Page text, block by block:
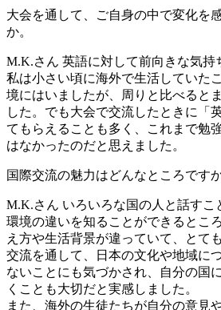
大会を通して、ご自身の中で変化を
か。
M.K.さん 英語に対して前向きな気持
私は小さい頃に海外で生活していた
境にはいましたが、周りと比べると
した。でも大会で交流したときに「
てもらえることも多く、これまで勉
はなかったのだと思えました。
国際交流の魅力はどんなところですか
M.K.さん いろいろな国の人と話すこ
環境の違いを知ることができるとこ
え方や生活背景が違っていて、とて
交流を通して、日本の文化や地域に
ないことにも気づかされ、自分の国
くことも大切だと実感しました。
また、海外の生徒たちが自分の意見